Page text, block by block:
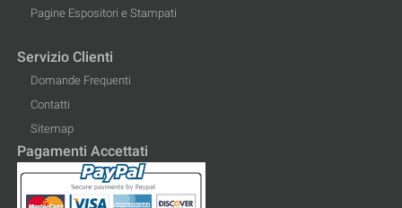
Pagine Espositori e Stampati
Servizio Clienti
Domande Frequenti
Contatti
Sitemap
Pagamenti Accettati